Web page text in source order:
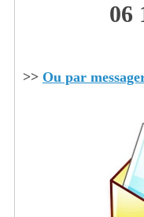
06
>> Ou par